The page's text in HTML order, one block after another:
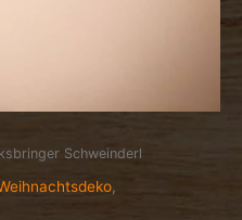
Schweinderl
,